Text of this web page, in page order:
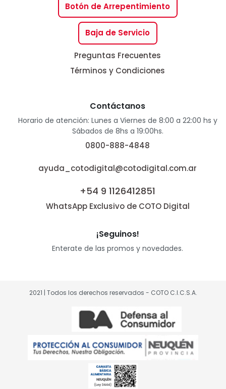
Botón de Arrepentimiento
Baja de Servicio
Preguntas Frecuentes
Términos y Condiciones
Contáctanos
Horario de atención: Lunes a Viernes de 8:00 a 22:00 hs y
Sábados de 8hs a 19:00hs.
0800-888-4848
ayuda_cotodigital@cotodigital.com.ar
+54 9 1126412851
WhatsApp Exclusivo de COTO Digital
¡Seguinos!
Enterate de las promos y novedades.
2021 | Todos los derechos reservados - COTO C.I.C.S.A.